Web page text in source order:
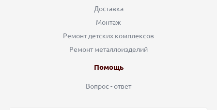
Доставка
Монтаж
Ремонт детских комплексов
Ремонт металлоизделий
Помощь
Вопрос - ответ